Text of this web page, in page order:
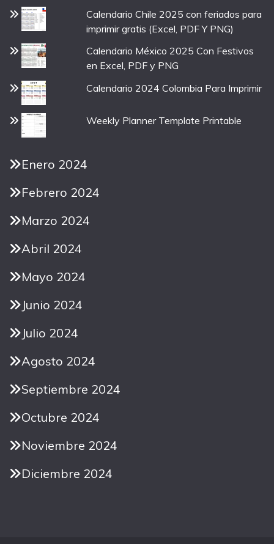
Calendario Chile 2025 con feriados para
imprimir gratis (Excel, PDF Y PNG)
Calendario México 2025 Con Festivos
en Excel, PDF y PNG
Calendario 2024 Colombia Para Imprimir
Weekly Planner Template Printable
Enero 2024
Febrero 2024
Marzo 2024
Abril 2024
Mayo 2024
Junio 2024
Julio 2024
Agosto 2024
Septiembre 2024
Octubre 2024
Noviembre 2024
Diciembre 2024